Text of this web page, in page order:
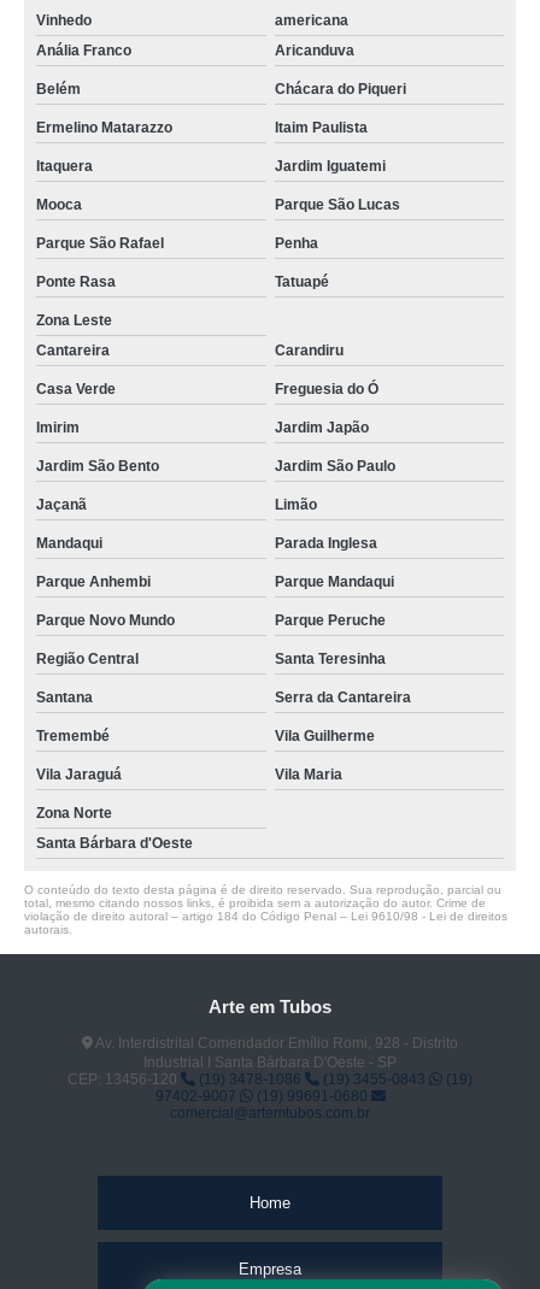
Vinhedo
americana
Anália Franco
Aricanduva
Belém Chácara do Piqueri
Ermelino Matarazzo Itaim Paulista
Itaquera Jardim Iguatemi
Mooca Parque São Lucas
Parque São Rafael Penha
Ponte Rasa Tatuapé
Zona Leste
Cantareira
Carandiru
Casa Verde Freguesia do Ó
Imirim Jardim Japão
Jardim São Bento Jardim São Paulo
Jaçanã Limão
Mandaqui Parada Inglesa
Parque Anhembi Parque Mandaqui
Parque Novo Mundo Parque Peruche
Região Central Santa Teresinha
Santana Serra da Cantareira
Tremembé Vila Guilherme
Vila Jaraguá Vila Maria
Zona Norte
Santa Bárbara d'Oeste
O conteúdo do texto desta página é de direito reservado. Sua reprodução, parcial ou
total, mesmo citando nossos links, é proibida sem a autorização do autor. Crime de
violação de direito autoral – artigo 184 do Código Penal – Lei 9610/98 - Lei de direitos
autorais
Arte em Tubos
Av. Interdistrital Comendador Emílio Romi, 928 - Distrito
Industrial I Santa Bárbara D'Oeste - SP
CEP: 13456-120
(19) 3478-1086 (19) 3455-0843
(19)
97402-9007
(19) 99691-0680
comercial@artemtubos.com.br
Home
Empresa